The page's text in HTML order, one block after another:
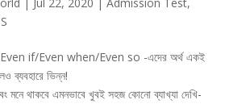
if/Even when/Even so -এদের অর্থ একই
ব্যবহারে ভিন্ন!
থাকবে এমনভাবে খুবই সহজ কোনো ব্যাখ্যা দেখি-